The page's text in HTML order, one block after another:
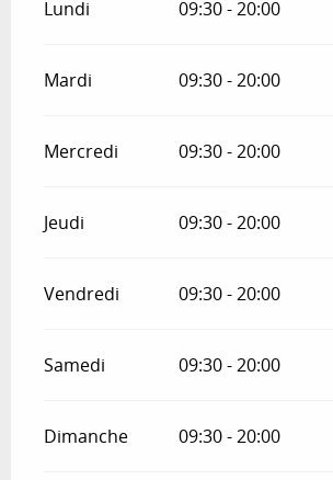
Lundi 09:30 - 20:00
Mardi 09:30 - 20:00
Mercredi 09:30 - 20:00
Jeudi 09:30 - 20:00
Vendredi 09:30 - 20:00
Samedi 09:30 - 20:00
Dimanche 09:30 - 20:00